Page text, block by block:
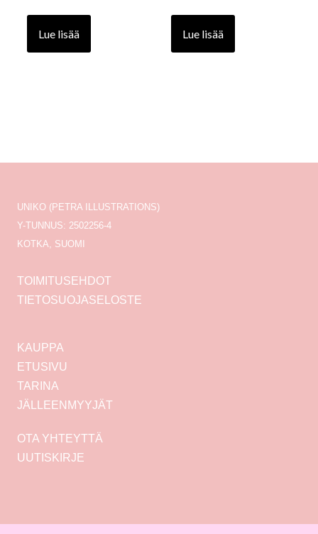
Lue lisää Lue lisää
UNIKO (PETRA ILLUSTRATIONS)
Y-TUNNUS: 2502256-4
KOTKA, SUOMI
TOIMITUSEHDOT
TIETOSUOJASELOSTE
KAUPPA
ETUSIVU
TARINA
JÄLLEENMYYJÄT
OTA YHTEYTTÄ
UUTISKIRJE